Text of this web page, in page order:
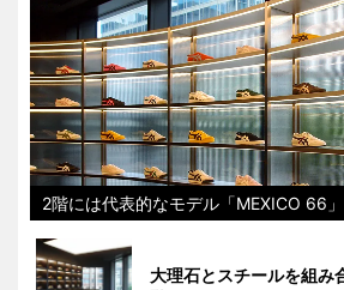
2階には代表的なモデル「MEXICO 66
大理石とスチールを組み